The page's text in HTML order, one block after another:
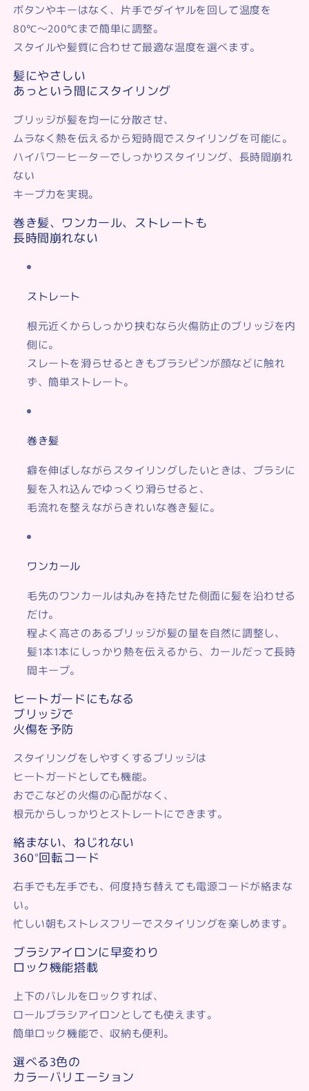
ボタンやキーはなく、片手でダイヤルを回して温度を
80℃～200℃まで簡単に調整。
スタイルや髪質に合わせて最適な温度を選べます。
髪にやさしい
あっという間にスタイリング
ブリッジが髪を均一に分散させ、
ムラなく熱を伝えるから短時間でスタイリングを可能に。
ハイパワーヒーターでしっかりスタイリング、長時間崩れ
ない
キープ力を実現。
巻き髪、ワンカール、ストレートも
長時間崩れない
ストレート
根元近くからしっかり挟むなら火傷防止のブリッジを内
側に。
スレートを滑らせるときもブラシピンが顔などに触れ
ず、簡単ストレート。
巻き髪
癖を伸ばしながらスタイリングしたいときは、ブラシに
髪を入れ込んでゆっくり滑らせる と、
毛流れを整えながらきれいな巻き髪に。
ワンカール
毛先のワンカールは丸みを持たせた側面に髪を沿わせる
だけ。
程よく高さのあるブリッジが髪の量を自然に調整し、
髪1本1本にしっかり熱を伝えるから、カールだって長時
間キープ。
ヒートガードにもなる
ブリッジで
火傷を予防
スタイリングをしやすくするブリッジは
ヒートガードとしても機能。
おでこなどの火傷の心配がなく、
根元からしっかりとストレートにできます。
絡まない、ねじれない
360°回転コード
右手でも左手でも、何度持ち替えても電源コードが絡まな
い。
忙しい朝もストレスフリーでスタイリングを楽しめます。
ブラシアイロンに早変わり
ロック機能搭載
上下のバレルをロックすれば、
ロールブラシアイロンとしても使えます。
簡単ロック機能で、収納も便利。
選べる3色の
カラーバリエーション